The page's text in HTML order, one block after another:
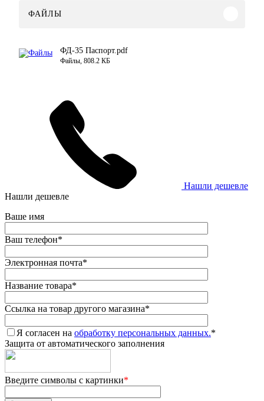
ФАЙЛЫ
ФД-35 Паспорт.pdf
Файлы, 808.2 КБ
Нашли дешевле
Нашли дешевле
Ваше имя
Ваш телефон*
Электронная почта*
Название товара*
Ссылка на товар другого магазина*
Я согласен на обработку персональных данных.*
Защита от автоматического заполнения
Введите символы с картинки*